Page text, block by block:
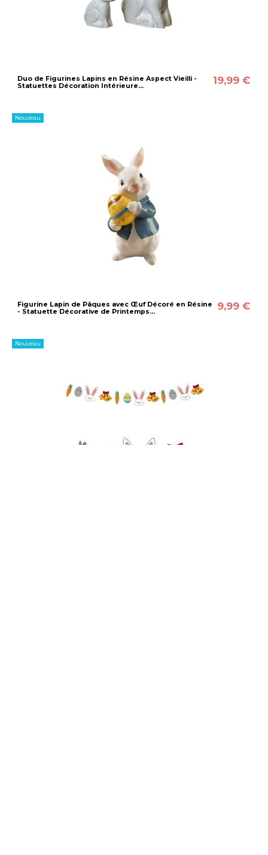
Duo de Figurines Lapins en Résine Aspect Vieilli -
Statuettes Décoration Intérieure...
19,99 €
Nouveau
Figurine Lapin de Pâques avec Œuf Décoré en Résine
- Statuette Décorative de Printemps...
9,99 €
Nouveau